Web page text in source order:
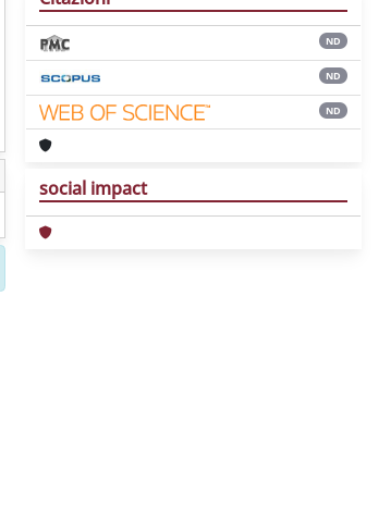
ND
ND
ND
social impact